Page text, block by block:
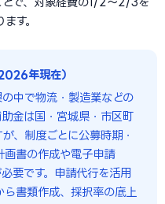
す。
年現在）
中で物流・製造業などの
金は国・宮城県・市区町
、制度ごとに公募時期・
画書の作成や電子申請
要です。申請代行を活用
書類作成、採択率の底上